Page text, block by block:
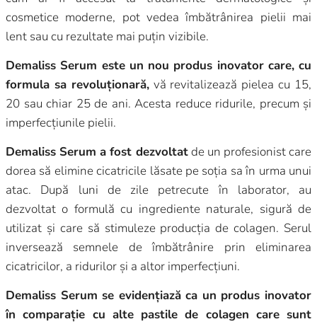
cosmetice moderne, pot vedea îmbătrânirea pielii mai
lent sau cu rezultate mai puțin vizibile.
Demaliss Serum este un nou produs inovator care, cu
formula sa revoluționară,vă revitalizează pielea cu 15,
20 sau chiar 25 de ani. Acesta reduce ridurile, precum și
imperfecțiunile pielii.
Demaliss Serum a fost dezvoltatde un profesionist care
dorea să elimine cicatricile lăsate pe soția sa în urma unui
atac. După luni de zile petrecute în laborator, au
dezvoltat o formulă cu ingrediente naturale, sigură de
utilizat și care să stimuleze producția de colagen. Serul
inversează semnele de îmbătrânire prin eliminarea
cicatricilor, a ridurilor și a altor imperfecțiuni.
Demaliss Serum se evidențiază ca un produs inovator
în comparație cu alte pastile de colagen care sunt